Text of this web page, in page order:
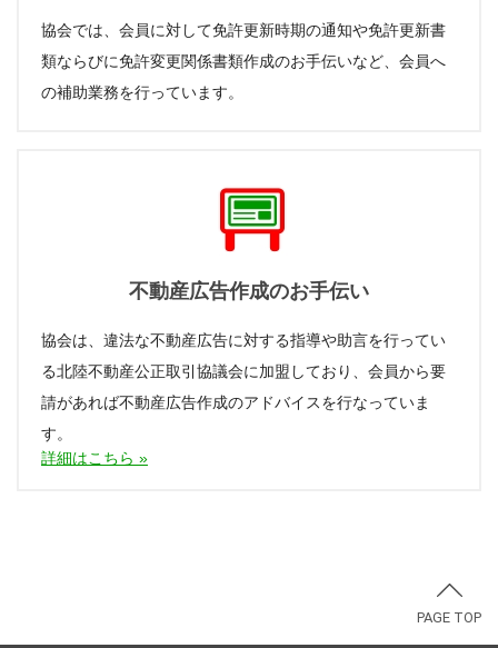
協会では、会員に対して免許更新時期の通知や免許更新書
類ならびに免許変更関係書類作成のお手伝いなど、会員へ
の補助業務を行っています。
不動産広告作成のお手伝い
協会は、違法な不動産広告に対する指導や助言を行ってい
る北陸不動産公正取引協議会に加盟しており、会員から要
請があれば不動産広告作成のアドバイスを行なっていま
す。
詳細はこちら »
PAGE TOP